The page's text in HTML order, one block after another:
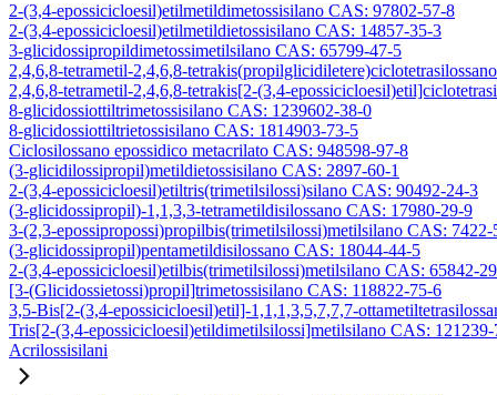
2-(3,4-epossicicloesil)etilmetildimetossisilano CAS: 97802-57-8
2-(3,4-epossicicloesil)etilmetildietossisilano CAS: 14857-35-3
3-glicidossipropildimetossimetilsilano CAS: 65799-47-5
2,4,6,8-tetrametil-2,4,6,8-
2,4,6,8-tetrametil-2,4,6,8-tetrakis[2-(3,4-
8-glicidossiottiltrimetossisilano CAS: 1239602-38-0
8-glicidossiottiltrietossisilano CAS: 1814903-73-5
Ciclosilossano epossidico metacrilato CAS: 948598-97-8
(3-glicidilossipropil)metildietossisilano CAS: 2897-60-1
2-(3,4-epossicicloesil)etiltris(trimetilsilossi)silano CAS: 90492-24-3
(3-glicidossipropil)-1,1,3,3-tetrametildisilossano CAS: 17980-29-9
3-(2,3-epossipropossi)propilbis(trimetilsilossi)metilsilano CAS: 7422-
(3-glicidossipropil)pentametildisilossano CAS: 18044-44-5
2-(3,4-epossicicloesil)etilbis(trimetilsilossi)metilsilano CAS: 65842-
[3-(Glicidossietossi)propil]trimetossisilano CAS: 118822-75-6
3,5-Bis[2-(3,4-epossicicloesil)etil]-1,1,1,3,5,7,7,7-
Tris[2-(3,4-epossicicloesil)etildimetilsilossi]metilsilano CAS: 121239-
Acrilossisilani